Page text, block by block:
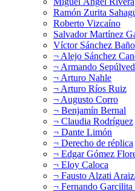
Ramón Zurita
Roberto Vizcaíno
Salvador Martínez
Víctor Sánchez
¬ Alejo Sánchez
¬ Armando
¬ Arturo Nahle
¬ Arturo Ríos Ruiz
¬ Augusto Corro
¬ Benjamín Bernal
¬ Claudia Rodríguez
¬ Dante Limón
¬ Derecho de réplica
¬ Edgar Gómez
¬ Eloy Caloca
¬ Fausto Alzati
¬ Fernando Garcilita